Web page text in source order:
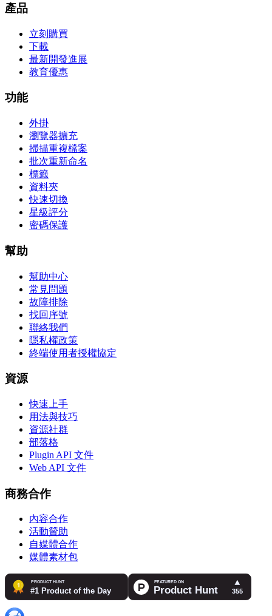
產品
立刻購買
下載
最新開發進展
教育優惠
功能
外掛
瀏覽器擴充
掃描重複檔案
批次重新命名
標籤
資料夾
快速切換
星級評分
密碼保護
幫助
幫助中心
常見問題
故障排除
找回序號
聯絡我們
隱私權政策
終端使用者授權協定
資源
快速上手
用法與技巧
資源社群
部落格
Plugin API 文件
Web API 文件
商務合作
內容合作
活動贊助
自媒體合作
媒體素材包